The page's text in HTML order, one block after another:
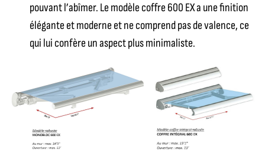
pouvant l’abîmer. Le modèle coffre 600 EX a une finition
élégante et moderne et ne comprend pas de valence, ce
qui lui confère un aspect plus minimaliste.